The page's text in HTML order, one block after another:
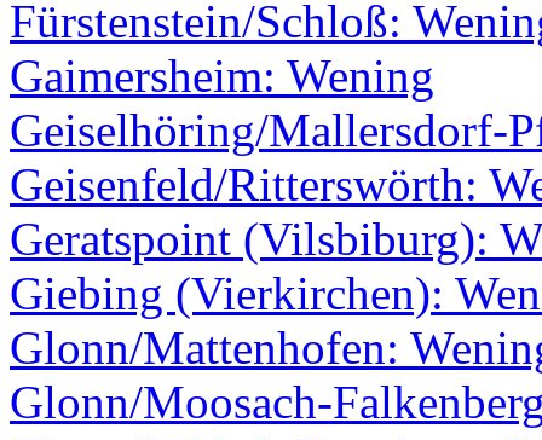
Fürstenstein/Schloß:
Gaimersheim: Wening
Geiselhöring/Mallersdorf-
Geisenfeld/Ritterswörth:
Geratspoint (Vilsbiburg):
Giebing (Vierkirchen):
Glonn/Mattenhofen:
Glonn/Moosach-